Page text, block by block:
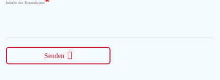
Inhalte der Konsultation
Senden